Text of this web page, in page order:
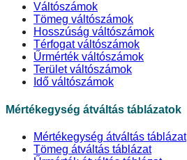
Váltószámok
Tömeg váltószámok
Hosszúság váltószámok
Térfogat váltószámok
Űrmérték váltószámok
Terület váltószámok
Idő váltószámok
Mértékegység átváltás táblázatok
Mértékegység átváltás táblázat
Tömeg átváltás táblázat